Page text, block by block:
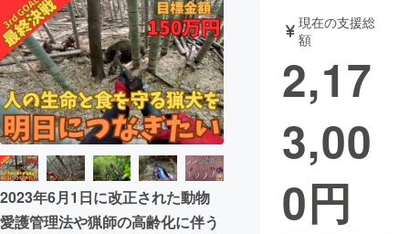
アート・写真 音楽
テクノロジー・ガジェット ゲーム・サ
映像・映画
ビジネス・起業
まちづくり・地域活性化
2023年6月1日に改正された動物
愛護管理法や猟師の高齢化に伴う
現在の支援総
額
2,17
3,00
0円